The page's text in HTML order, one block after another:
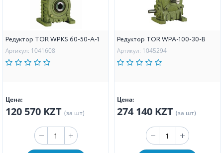
Редуктор TOR WPKS 60-50-А-1
Артикул: 1041608
Цена:
120 570 KZT (за шт)
Редуктор TOR WPA-100-30-B
Артикул: 1045294
Цена:
274 140 KZT (за шт)